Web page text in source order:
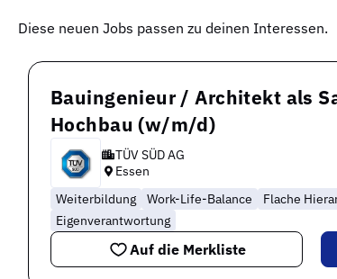
Diese neuen Jobs passen zu deinen Interessen.
Bauingenieur / Architekt als
Hochbau (w/m/d)
TÜV SÜD AG
Essen
Weiterbildung
Work-Life-Balance Flache
Eigenverantwortung
Auf die Merkliste